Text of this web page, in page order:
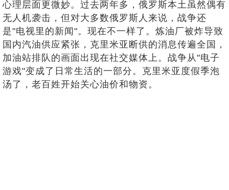
心理层面更微妙。过去两年多，俄罗斯本土虽然偶有
无人机袭击，但对大多数俄罗斯人来说，战争还
是"电视里的新闻"。现在不一样了。炼油厂被炸导致
国内汽油供应紧张，克里米亚断供的消息传遍全国，
加油站排队的画面出现在社交媒体上。战争从"电子
游戏"变成了日常生活的一部分。克里米亚度假季泡
汤了，老百姓开始关心油价和物资。